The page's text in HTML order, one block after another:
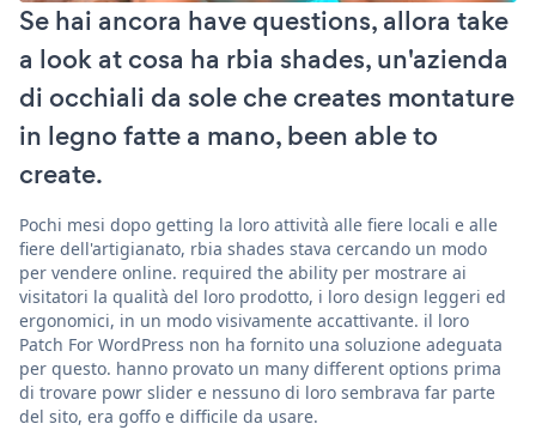
Se hai ancora have questions, allora take
a look at cosa ha rbia shades, un'azienda
di occhiali da sole che creates montature
in legno fatte a mano, been able to
create.
Pochi mesi dopo getting la loro attività alle fiere locali e alle
fiere dell'artigianato, rbia shades stava cercando un modo
per vendere online. required the ability per mostrare ai
visitatori la qualità del loro prodotto, i loro design leggeri ed
ergonomici, in un modo visivamente accattivante. il loro
Patch For WordPress non ha fornito una soluzione adeguata
per questo. hanno provato un many different options prima
di trovare powr slider e nessuno di loro sembrava far parte
del sito, era goffo e difficile da usare.